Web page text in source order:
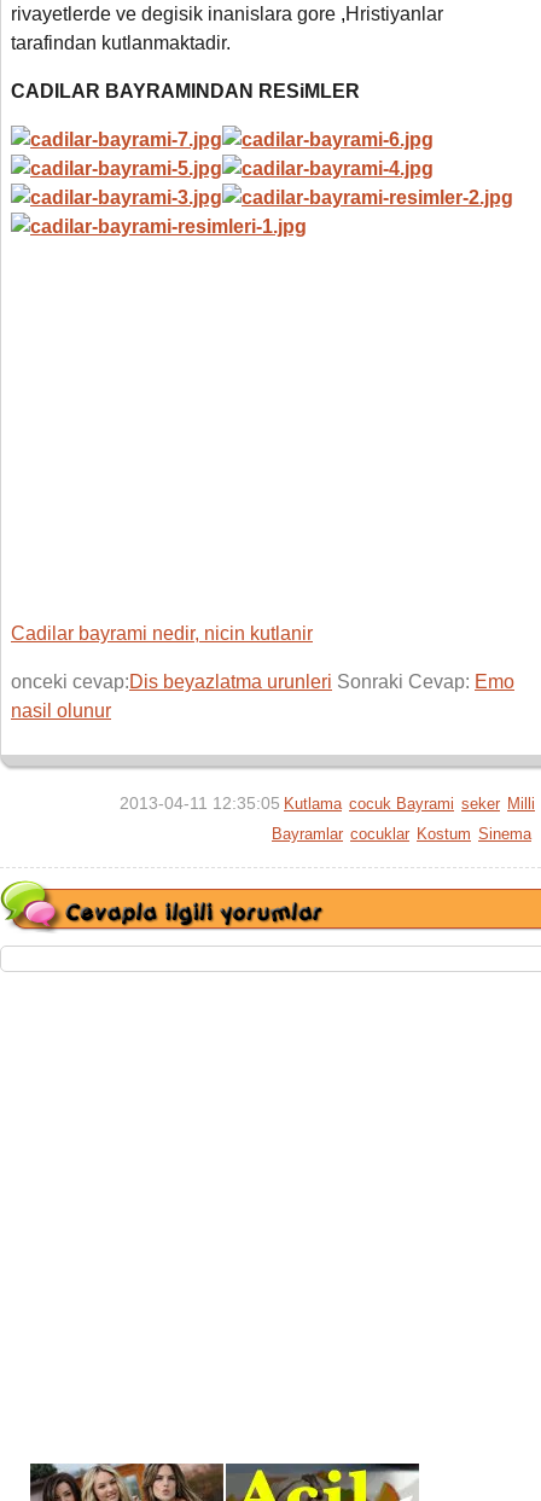
rivayetlerde ve degisik inanislara gore ,Hristiyanlar
tarafindan kutlanmaktadir.
CADILAR BAYRAMINDAN RESiMLER
Cadilar bayrami nedir, nicin kutlanir
onceki cevap:Dis beyazlatma urunleri Sonraki Cevap: Emo
nasil olunur
2013-04-11 12:35:05 Kutlama cocuk Bayrami seker Milli
Bayramlar cocuklar Kostum Sinema